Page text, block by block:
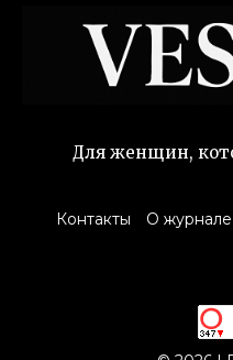
Для женщин,
Контакты О журнале